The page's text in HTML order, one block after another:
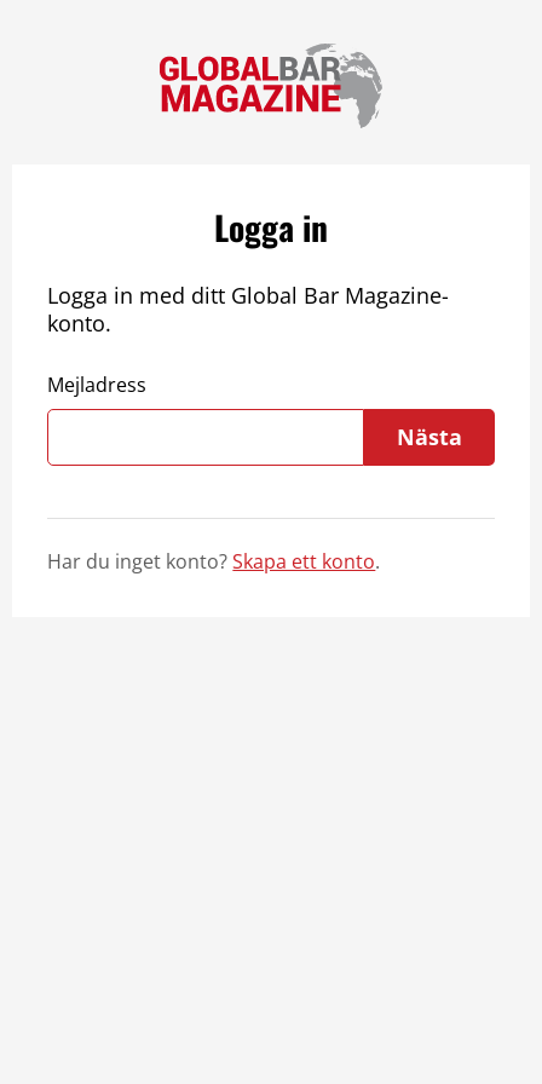
Logga in
Logga in med ditt Global Bar Magazine-
konto.
Mejladress
Nästa
Har du inget konto?Skapa ett konto.